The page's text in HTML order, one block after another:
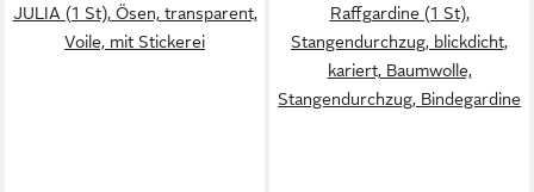
JULIA (1 St), Ösen, transparent,
Voile, mit Stickerei
Raffgardine (1 St),
Stangendurchzug, blickdicht,
kariert, Baumwolle,
Stangendurchzug, Bindegardine